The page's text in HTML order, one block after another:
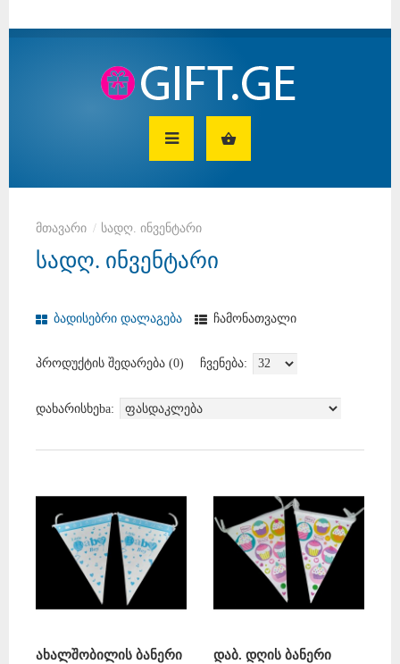
სადღ. ინვენტარი
სადღ. ინვენტარი
ბადისებრი დალაგება ჩამონათვალი
პროდუქტის შედარება (0) ჩვენება:
დახარისხეba:
ახალშობილის ბანერი დაბ. დღის ბანერი